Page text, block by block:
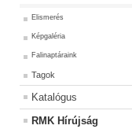
Elismerés
Képgaléria
Falinaptáraink
Tagok
Katalógus
RMK Hírújság